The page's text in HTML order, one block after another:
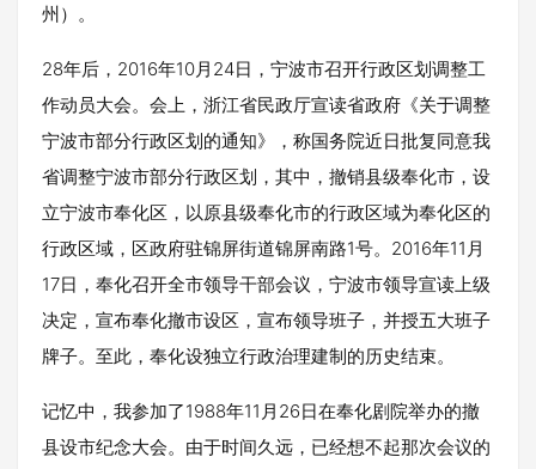
州）。
28年后，2016年10月24日，宁波市召开行政区划调整工
作动员大会。会上，浙江省民政厅宣读省政府《关于调整
宁波市部分行政区划的通知》，称国务院近日批复同意我
省调整宁波市部分行政区划，其中，撤销县级奉化市，设
立宁波市奉化区，以原县级奉化市的行政区域为奉化区的
行政区域，区政府驻锦屏街道锦屏南路1号。2016年11月
17日，奉化召开全市领导干部会议，宁波市领导宣读上级
决定，宣布奉化撤市设区，宣布领导班子，并授五大班子
牌子。至此，奉化设独立行政治理建制的历史结束。
记忆中，我参加了1988年11月26日在奉化剧院举办的撤
县设市纪念大会。由于时间久远，已经想不起那次会议的